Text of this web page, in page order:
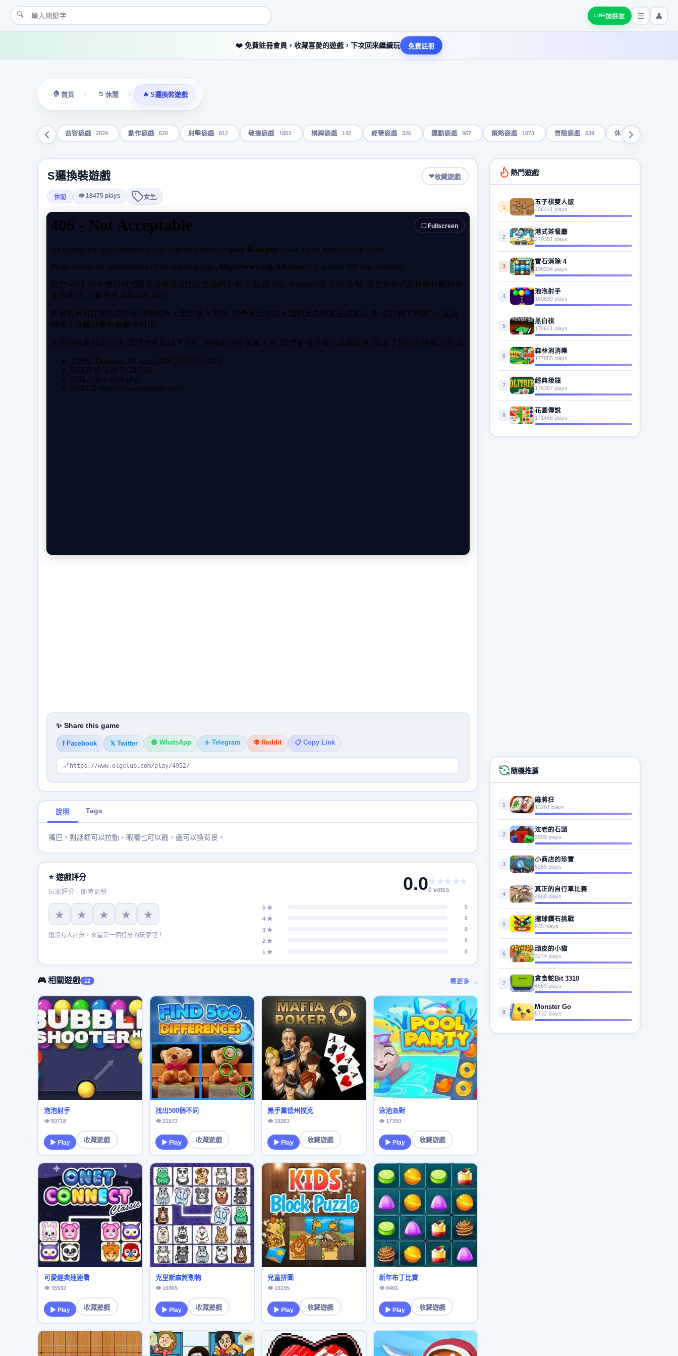
🔍 LINE加好友 👤
❤️ 免費註冊會員，收藏喜愛的遊戲，下次回來繼續玩 免費註冊
🏠 首頁 📁 休閒 🔥 S邏換裝遊戲
益智遊戲 2829 動作遊戲 520 射擊遊戲 812 敏捷遊戲 1853 棋牌遊戲 142 經營遊戲 326 運動遊戲 957 策略遊戲 1073 冒險遊戲 539 休閒遊戲
S邏換裝遊戲 ❤收藏遊戲
休閒 👁 18475 plays 女生,
⛶ Fullscreen
✨ Share this game
f Facebook 𝕏 Twitter 🟢 WhatsApp ✈️ Telegram 👽 Reddit 📋 Copy Link
🔗 https://www.olgclub.com/play/4952/
說明 Tags
嘴巴，對話框可以拉動，眼睛也可以戳，還可以換背景。
⭐ 遊戲評分
玩家評分 · 即時更新 0.0★★★★★
0 votes
★ ★ ★ ★ ★
還沒有人評分，來當第一個打分的玩家吧！
5 ★
0
4 ★
0
3 ★
0
2 ★
0
1 ★
0
🎮 相關遊戲 12 看更多 →
泡泡射手
👁 69718
▶ Play 收藏遊戲
找出500個不同
👁 21573
▶ Play 收藏遊戲
黑手黨德州撲克
👁 19263
▶ Play 收藏遊戲
泳池派對
👁 17350
▶ Play 收藏遊戲
可愛經典連連看
👁 35592
▶ Play 收藏遊戲
克里斯麻將動物
👁 16965
▶ Play 收藏遊戲
兒童拼圖
👁 16195
▶ Play 收藏遊戲
新年布丁比賽
👁 8401
▶ Play 收藏遊戲
熱門遊戲
1
五子棋雙人版
406441 plays
2
港式茶餐廳
279381 plays
3
寶石消除 4
196334 plays
4
泡泡射手
180839 plays
5
黑白棋
178641 plays
6
森林消消樂
177955 plays
7
經典接龍
176397 plays
8
花園傳說
171466 plays
隨機推薦
1
麻將狂
13291 plays
2
法老的石頭
3099 plays
3
小商店的珍寶
5265 plays
4
真正的自行車比賽
4868 plays
5
撞球鑽石挑戰
935 plays
6
頑皮的小貓
3274 plays
7
貪食蛇Bit 3310
4559 plays
8
Monster Go
5732 plays